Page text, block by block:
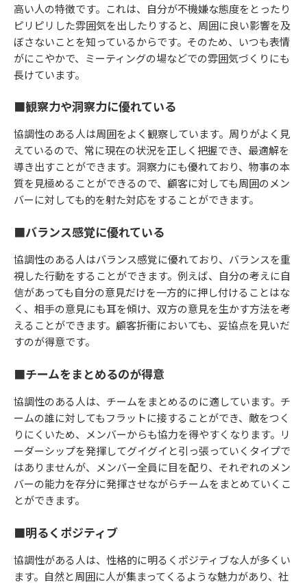
高い人の特徴です。これは、自分が不機嫌な態度をとったり
ピリピリした雰囲気を出したりすると、周囲に良い影響を及
ぼさないことを知っているからです。そのため、いつも表情
がにこやかで、ミーティングの場などでの雰囲気づくりにも
長けています。
■観察力や洞察力に優れている
協調性のある人は周囲をよく観察しています。周りがよく見
えているので、常に現在の状況を正しく把握でき、最適解を
導き出すことができます。洞察力にも優れており、物事の本
質を見極めることができるので、顧客に対しても周囲のメン
バーに対しても的を射た対応をすることができます。
■バランス感覚に優れている
協調性のある人はバランス感覚に優れており、バランスを重
視した行動をすることができます。例えば、自分の考えに自
信があっても自分の意見だけを一方的に押し付けることはな
く、相手の意見にも耳を傾け、双方の意見を生かす方法を考
えることができます。顧客折衝においても、妥協点を見いだ
すのが得意です。
■チームをまとめるのが得意
協調性のある人は、チームをまとめるのに適しています。チ
ームの誰に対してもフラットに接することができ、敵をつく
りにくいため、メンバーからも協力を得やすくなります。リ
ーダーシップを発揮してグイグイと引っ張っていくタイプで
はありませんが、メンバー全員に目を配り、それぞれのメン
バーの能力を存分に発揮させながらチームをまとめていくこ
とができます。
■明るくポジティブ
協調性がある人は、性格的に明るくポジティブな人が多くい
ます。自然と周囲に人が集まってくるような魅力があり、社